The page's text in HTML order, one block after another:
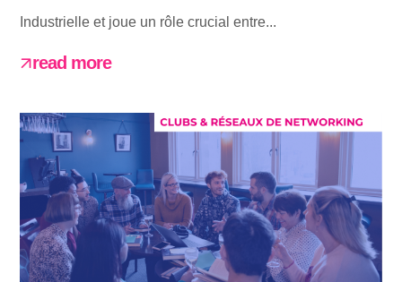
Industrielle et joue un rôle crucial entre...
read more